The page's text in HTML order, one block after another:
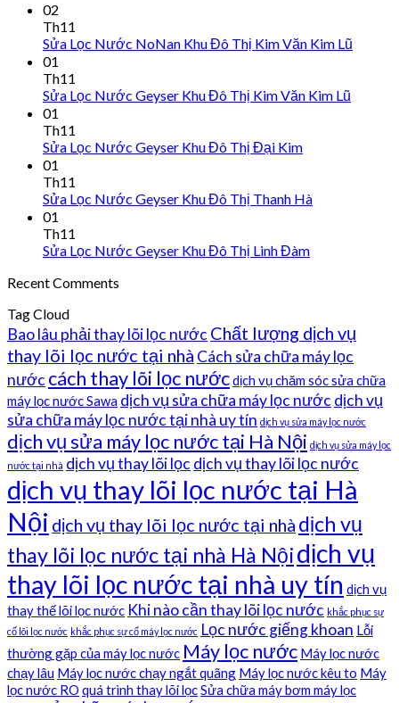
02
Th11
Sửa Lọc Nước NoNan Khu Đô Thị Kim Văn Kim Lũ
01
Th11
Sửa Lọc Nước Geyser Khu Đô Thị Kim Văn Kim Lũ
01
Th11
Sửa Lọc Nước Geyser Khu Đô Thị Đại Kim
01
Th11
Sửa Lọc Nước Geyser Khu Đô Thị Thanh Hà
01
Th11
Sửa Lọc Nước Geyser Khu Đô Thị Linh Đàm
Recent Comments
Tag Cloud
Bao lâu phải thay lõi lọc nước Chất lượng dịch vụ
thay lõi lọc nước tại nhà Cách sửa chữa máy lọc
nước cách thay lõi lọc nướcdịch vụ chăm sóc sửa chữa
máy lọc nước Sawa dịch vụ sửa chữa máy lọc nước dịch vụ
sửa chữa máy lọc nước tại nhà uy tín dịch vụ sửa máy lọc nước
dịch vụ sửa máy lọc nước tại Hà Nội dịch vụ sửa máy lọc
nước tại nhà dịch vụ thay lõi lọc dịch vụ thay lõi lọc nước
dịch vụ thay lõi lọc nước tại Hà
Nội dịch vụ thay lõi lọc nước tại nhà dịch vụ
thay lõi lọc nước tại nhà Hà Nộidịch vụ
thay lõi lọc nước tại nhà uy tín dịch vụ
thay thế lõi lọc nước Khi nào cần thay lõi lọc nước khắc phục sự
cố lõi lọc nước khắc phục sự cố máy lọc nước Lọc nước giếng khoan Lỗi
thường gặp của máy lọc nước Máy lọc nước Máy lọc nước
chạy lâu Máy lọc nước chạy ngắt quãng Máy lọc nước kêu to Máy
lọc nước RO quá trình thay lõi lọcSửa chữa máy bơm máy lọc